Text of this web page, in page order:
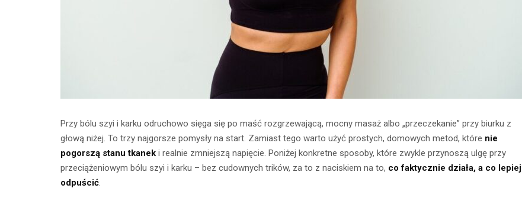
Przy bólu szyi i karku odruchowo sięga się po maść rozgrzewającą, mocny masaż albo „przeczekanie” przy biurku z
głową niżej. To trzy najgorsze pomysły na start. Zamiast tego warto użyć prostych, domowych metod, które nie
pogorszą stanu tkanek i realnie zmniejszą napięcie. Poniżej konkretne sposoby, które zwykle przynoszą ulgę przy
przeciążeniowym bólu szyi i karku – bez cudownych trików, za to z naciskiem na to, co faktycznie działa, a co lepiej
odpuścić.